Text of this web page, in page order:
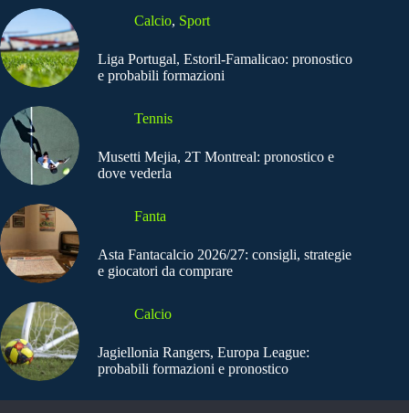
Calcio, Sport
Liga Portugal, Estoril-Famalicao: pronostico
e probabili formazioni
Tennis
Musetti Mejia, 2T Montreal: pronostico e
dove vederla
Fanta
Asta Fantacalcio 2026/27: consigli, strategie
e giocatori da comprare
Calcio
Jagiellonia Rangers, Europa League:
probabili formazioni e pronostico